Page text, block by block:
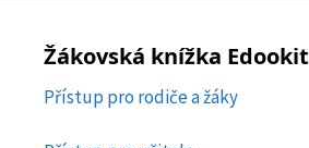
Žákovská knížka Edookit
Přístup pro rodiče a žáky